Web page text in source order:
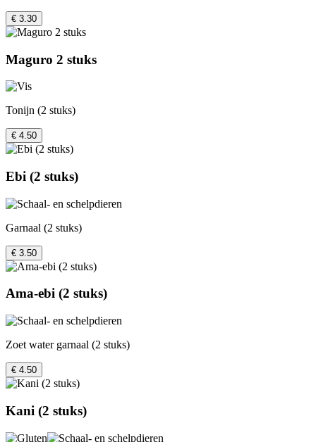
€ 3.30
Maguro 2 stuks
Tonijn (2 stuks)
€ 4.50
Ebi (2 stuks)
Garnaal (2 stuks)
€ 3.50
Ama-ebi (2 stuks)
Zoet water garnaal (2 stuks)
€ 4.50
Kani (2 stuks)